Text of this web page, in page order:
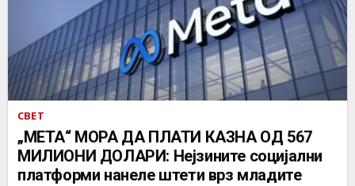
СВЕТ
„МЕТА“ МОРА ДА ПЛАТИ КАЗНА ОД 567
МИЛИОНИ ДОЛАРИ: Нејзините социјални
платформи нанеле штети врз младите